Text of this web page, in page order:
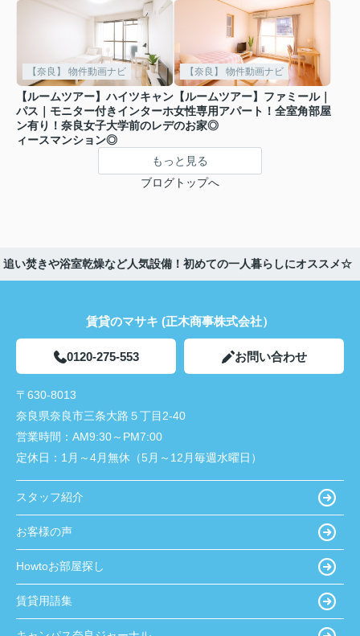
【奈良】 物件動画ナビ
【ルームツアー】ハイツキャン
パス｜モニター付きインターホ
ン有り！奈良女子大学前のレデ
ィースマンション◎
【奈良】 物件動画ナビ
【ルームツアー】ファミール｜
女性専用アパート！全室角部屋
のお家◎
もっと見る
ブログトップへ
い焚きや浴室乾燥など人気設備！初めての一人暮らしにオススメ☆
賃貸のマサキ (正木商事株式会社）
0120-275-553 お問い合わせ
〒630-8013
奈良県奈良市三条大路５丁目2-40
営業時間： AM9:30～PM7:00
定休日： 1月～4月無休（5月～12月毎週水曜日）
スタッフ紹介
お客様の声
Howtoお部屋探し
賃貸用語集